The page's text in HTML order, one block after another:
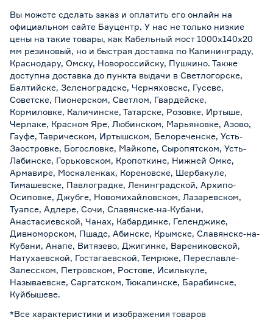
Вы можете сделать заказ и оплатить его онлайн на
официальном сайте Бауцентр. У нас не только низкие
цены на такие товары, как Кабельный мост 1000x140x20
мм резиновый, но и быстрая доставка по Калининграду,
Краснодару, Омску, Новороссийску, Пушкино. Также
доступна доставка до пункта выдачи в Светлогорске,
Балтийске, Зеленоградске, Черняховске, Гусеве,
Советске, Пионерском, Светлом, Гвардейске,
Кормиловке, Каличинске, Татарске, Розовке, Иртыше,
Черлаке, Красном Яре, Любинском, Марьяновке, Азово,
Гауфе, Таврическом, Иртышском, Белореченске, Усть-
Заостровке, Богословке, Майкопе, Сыропятском, Усть-
Лабинске, Горьковском, Кропоткине, Нижней Омке,
Армавире, Москаленках, Кореновске, Шербакуле,
Тимашевске, Павлоградке, Ленинградской, Архипо-
Осиповке, Джубге, Новомихайловском, Лазаревском,
Туапсе, Адлере, Сочи, Славянске-на-Кубани,
Анастасиевской, Чанах, Кабардинке, Геленджике,
Дивноморском, Пшаде, Абинске, Крымске, Славянске-на-
Кубани, Анапе, Витязево, Джигинке, Варениковской,
Натухаевской, Гостагаевской, Темрюке, Переславле-
Залесском, Петровском, Ростове, Исилькуле,
Называевске, Саргатском, Тюкалинске, Барабинске,
Куйбышеве.
*Все характеристики и изображения товаров